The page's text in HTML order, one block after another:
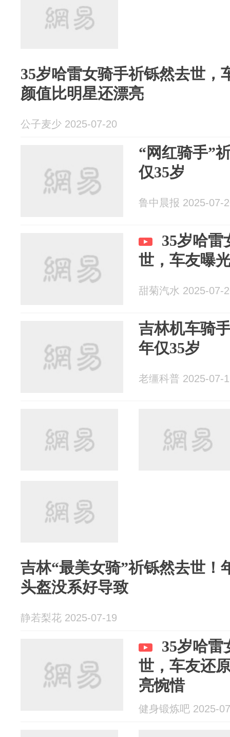
35岁哈雷女骑手祈铄然去世，
颜值比明星还漂亮
公子麦少 2025-07-20
“网红骑手”
仅35岁
鲁中晨报 2025-07-
35岁哈雷
世，车友曝
甜菊汽水 2025-07-
吉林机车骑
年仅35岁
老缰科普 2025-07-
吉林“最美女骑”祈铄然去世！
头盔没系好导致
静若梨花 2025-07-19
35岁哈雷
世，车友还
亮惋惜
健身锻炼吧 2025-